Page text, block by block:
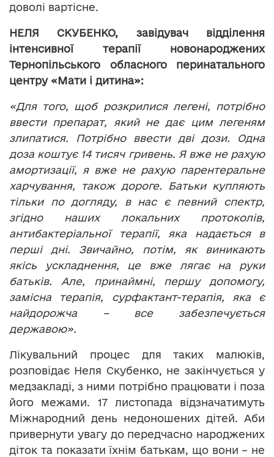
доволі вартісне.
НЕЛЯ СКУБЕНКО, завідувач відділення
інтенсивної терапії новонароджених
Тернопільського обласного перинатального
центру «Мати і дитина»:
«Для того, щоб розкрилися легені, потрібно
ввести препарат, який не дає цим легеням
злипатися. Потрібно ввести дві дози. Одна
доза коштує 14 тисяч гривень. Я вже не рахую
амортизації, я вже не рахую парентеральне
харчування, також дороге. Батьки купляють
тільки по догляду, в нас є певний спектр,
згідно наших локальних протоколів,
антибактеріальної терапії, яка надається в
перші дні. Звичайно, потім, як виникають
якісь ускладнення, це вже лягає на руки
батьків. Але, принаймні, першу допомогу,
замісна терапія, сурфактант-терапія, яка є
найдорожча – все забезпечується
державою».
Лікувальний процес для таких малюків,
розповідає Неля Скубенко, не закінчується у
медзакладі, з ними потрібно працювати і поза
його межами. 17 листопада відзначатимуть
Міжнародний день недоношених дітей. Аби
привернути увагу до передчасно народжених
діток та показати їхнім батькам, що вони – не